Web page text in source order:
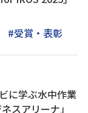
#受賞・表彰
に学ぶ水中作業
スアリーナ」